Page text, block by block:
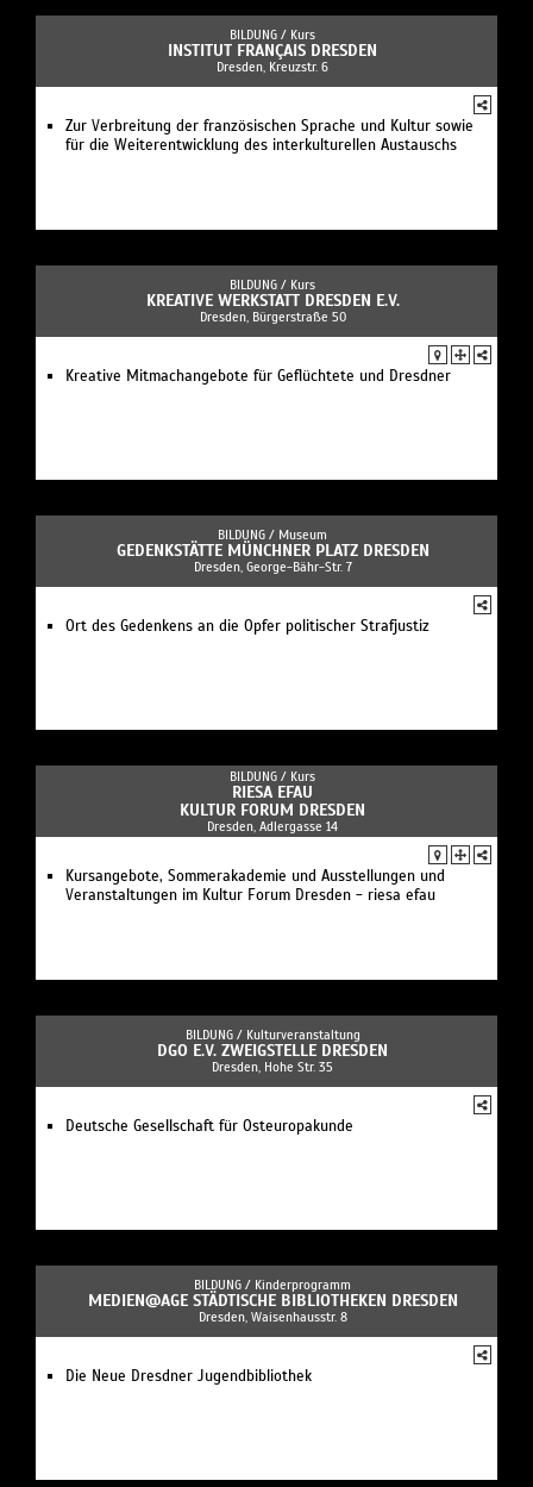
BILDUNG / Kurs
INSTITUT FRANÇAIS DRESDEN
Dresden, Kreuzstr. 6
Zur Verbreitung der französischen Sprache und Kultur sowie
für die Weiterentwicklung des interkulturellen Austauschs
BILDUNG / Kurs
KREATIVE WERKSTATT DRESDEN E.V.
Dresden, Bürgerstraße 50
Kreative Mitmachangebote für Geflüchtete und Dresdner
BILDUNG / Museum
GEDENKSTÄTTE MÜNCHNER PLATZ DRESDEN
Dresden, George-Bähr-Str. 7
Ort des Gedenkens an die Opfer politischer Strafjustiz
BILDUNG / Kurs
RIESA EFAU
KULTUR FORUM DRESDEN
Dresden, Adlergasse 14
Kursangebote, Sommerakademie und Ausstellungen und
Veranstaltungen im Kultur Forum Dresden - riesa efau
BILDUNG / Kulturveranstaltung
DGO E.V. ZWEIGSTELLE DRESDEN
Dresden, Hohe Str. 35
Deutsche Gesellschaft für Osteuropakunde
BILDUNG / Kinderprogramm
MEDIEN@AGE STÄDTISCHE BIBLIOTHEKEN DRESDEN
Dresden, Waisenhausstr. 8
Die Neue Dresdner Jugendbibliothek